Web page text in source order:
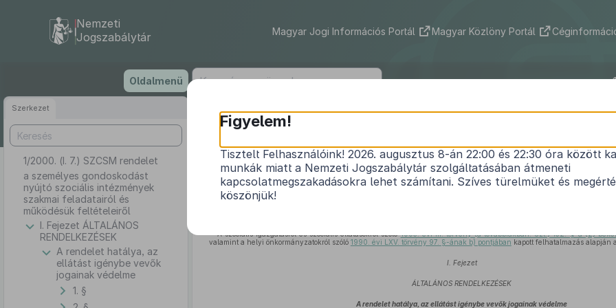
tartalomra
Nemzeti
Jogszabálytár
Magyar Jogi Információs Portál Magyar Közlöny Portál
Oldalmenü
Szerkezet
1/2000. (I. 7.) SZCSM rendelet
a személyes gondoskodást
nyújtó szociális intézmények
szakmai feladatairól és
működésük feltételeiről
I. Fejezet ÁLTALÁNOS
RENDELKEZÉSEK
A rendelet hatálya, az
ellátást igénybe vevők
jogainak védelme
1. §
1/2000. (I. 7.) SZCSM rendelet
a személyes gondoskodást nyújtó szociális intézmények
működésük feltételeiről
A szociális igazgatásról és szociális ellátásokról szóló1993. évi III. törvény (a továbbiakban: Szt.) 132. §-a (2)
valamint a helyi önkormányzatokról szóló 1990. évi LXV. törvény 97. §-ának b) pontjában kapott felhatalmazás alapján
I. Fejezet
ÁLTALÁNOS RENDELKEZÉSEK
A rendelet hatálya, az ellátást igénybe vevők jogainak védelme
Figyelem!
Tisztelt Felhasználóink! 2026. augusztus 8-án 22:00 és 22:30 óra között
munkák miatt a Nemzeti Jogszabálytár szolgáltatásában átmeneti
kapcsolatmegszakadásokra lehet számítani. Szíves türelmüket és
köszönjük!